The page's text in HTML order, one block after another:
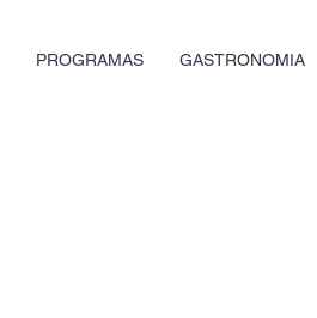
PROGRAMAS GASTRONOMIA